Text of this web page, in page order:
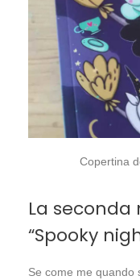
Copertina
La seconda
“Spooky
Se come me quando